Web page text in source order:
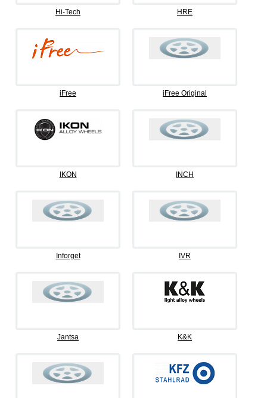
Hi-Tech HRE
iFree iFree Original
IKON INCH
Inforget IVR
Jantsa K&K